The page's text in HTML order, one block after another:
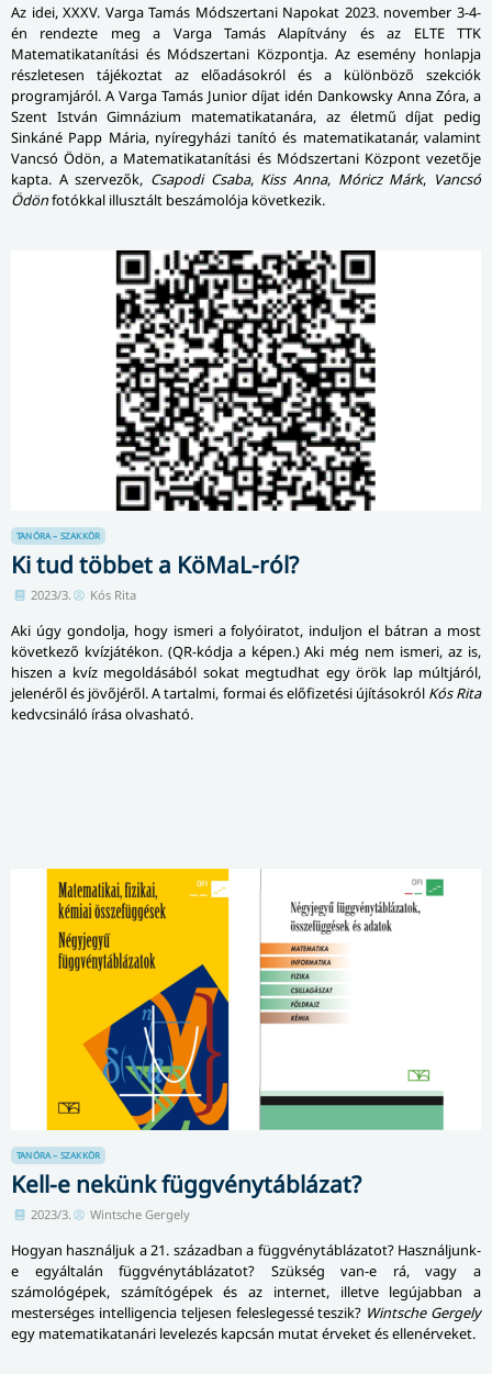
Az idei, XXXV. Varga Tamás Módszertani Napokat 2023. november 3-4-
én rendezte meg a Varga Tamás Alapítvány és az ELTE TTK
Matematikatanítási és Módszertani Központja. Az esemény honlapja
részletesen tájékoztat az előadásokról és a különböző szekciók
programjáról. A Varga Tamás Junior díjat idén Dankowsky Anna Zóra, a
Szent István Gimnázium matematikatanára, az életmű díjat pedig
Sinkáné Papp Mária, nyíregyházi tanító és matematikatanár, valamint
Vancsó Ödön, a Matematikatanítási és Módszertani Központ vezetője
kapta. A szervezők, Csapodi Csaba, Kiss Anna, Móricz Márk, Vancsó
Ödönfotókkal illusztált beszámolója következik.
TANÓRA – SZAKKÖR
Ki tud többet a KöMaL-ról?
2023/3. Kós Rita
Aki úgy gondolja, hogy ismeri a folyóiratot, induljon el bátran a most
következő kvízjátékon. (QR-kódja a képen.) Aki még nem ismeri, az is,
hiszen a kvíz megoldásából sokat megtudhat egy örök lap múltjáról,
jelenéről és jövőjéről. A tartalmi, formai és előfizetési újításokról Kós Rita
kedvcsináló írása olvasható.
TANÓRA – SZAKKÖR
Kell-e nekünk függvénytáblázat?
2023/3. Wintsche Gergely
Hogyan használjuk a 21. században a függvénytáblázatot? Használjunk-
e egyáltalán függvénytáblázatot? Szükség van-e rá, vagy a
számológépek, számítógépek és az internet, illetve legújabban a
mesterséges intelligencia teljesen feleslegessé teszik? Wintsche Gergely
egy matematikatanári levelezés kapcsán mutat érveket és ellenérveket.